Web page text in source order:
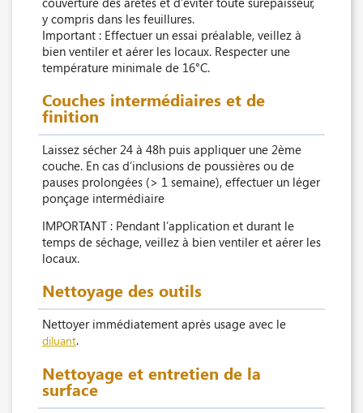
y compris dans les feuillures.
Important : Effectuer un essai préalable, veillez à
bien ventiler et aérer les locaux. Respecter une
température minimale de 16°C.
Couches intermédiaires et de
finition
Laissez sécher 24 à 48h puis appliquer une 2ème
couche. En cas d’inclusions de poussières ou de
pauses prolongées (> 1 semaine), effectuer un léger
ponçage intermédiaire
IMPORTANT : Pendant l’application et durant le
temps de séchage, veillez à bien ventiler et aérer les
locaux.
Nettoyage des outils
Nettoyer immédiatement après usage avec le
diluant.
Nettoyage et entretien de la
surface